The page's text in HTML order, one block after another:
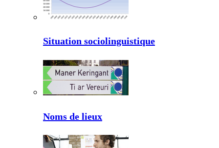
Situation sociolinguistique
Noms de lieux